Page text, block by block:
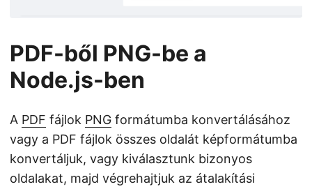
PDF-ből PNG-be a
Node.js-ben
A PDF fájlok PNG formátumba konvertálásához
vagy a PDF fájlok összes oldalát képformátumba
konvertáljuk, vagy kiválasztunk bizonyos
oldalakat, majd végrehajtjuk az átalakítási